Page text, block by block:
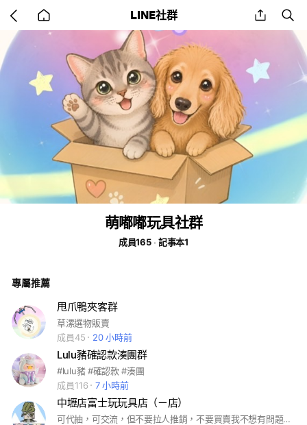
back
to
LINE社群 share
萌嘟嘟玩具社群
成員165 記事本1
專屬推薦
甩爪鴨夾客群
草漯選物販賣
成員45
20 小時前
Lulu豬確認款湊團群
#lulu豬 #確認款 #湊團
成員116
7 小時前
中壢店富士玩玩具店（ㄧ店）
可代抽，可交流，但不要拉人推銷，不要買賣我不想有問題還要負責